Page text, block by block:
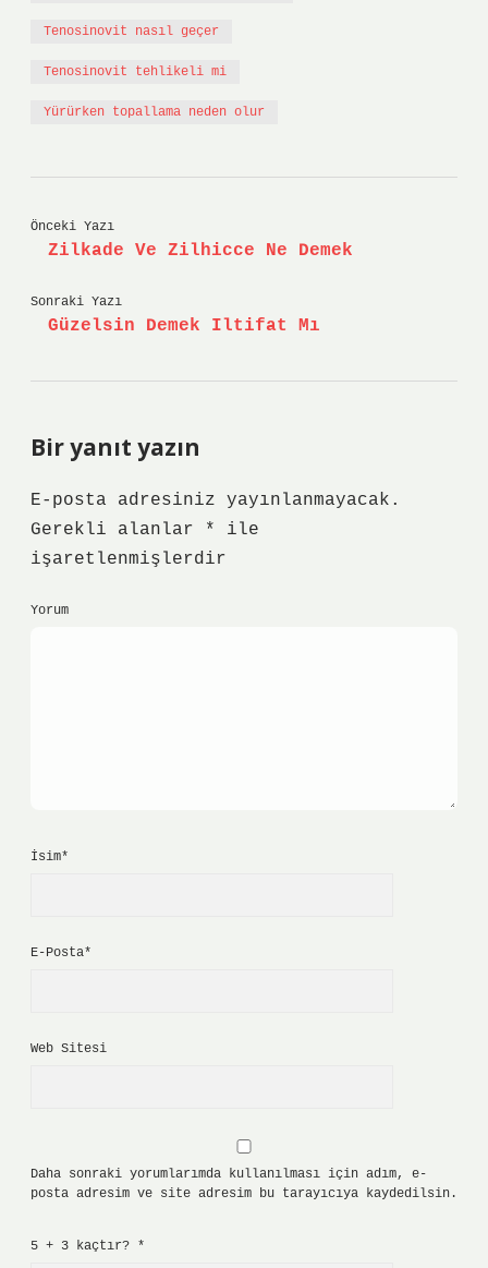
Tenosinovit nasıl geçer
Tenosinovit tehlikeli mi
Yürürken topallama neden olur
Önceki Yazı
Zilkade Ve Zilhicce Ne Demek
Sonraki Yazı
Güzelsin Demek Iltifat Mı
Bir yanıt yazın
E-posta adresiniz yayınlanmayacak.
Gerekli alanlar
*
ile
işaretlenmişlerdir
Yorum
İsim*
E-Posta*
Web Sitesi
Daha sonraki yorumlarımda kullanılması için adım, e-
posta adresim ve site adresim bu tarayıcıya kaydedilsin.
5 + 3 kaçtır? *